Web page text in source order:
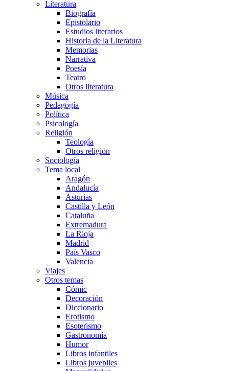
Literatura
Biografía
Epistolario
Estudios literarios
Historia de la Literatura
Memorias
Narrativa
Poesía
Teatro
Otros literatura
Música
Pedagogía
Política
Psicología
Religión
Teología
Otros religión
Sociología
Tema local
Aragón
Andalucía
Asturias
Castilla y León
Cataluña
Extremadura
La Rioja
Madrid
País Vasco
Valencia
Viajes
Otros temas
Cómic
Decoración
Diccionario
Erotismo
Esoterismo
Gastronomía
Humor
Libros infantiles
Libros juveniles